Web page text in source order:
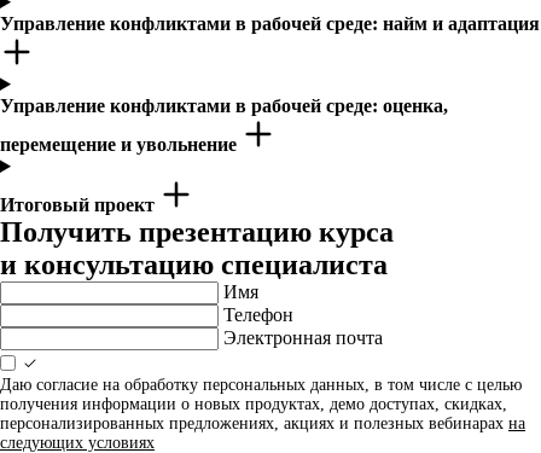
Управление конфликтами в рабочей среде: найм и адаптация
Управление конфликтами в рабочей среде: оценка,
перемещение и увольнение
Итоговый проект
Получить презентацию курса
и консультацию специалиста
Имя
Телефон
Электронная почта
Даю согласие на обработку персональных данных, в том числе с целью
получения информации о новых продуктах, демо доступах, скидках,
персонализированных предложениях, акциях и полезных вебинарах на
следующих условиях